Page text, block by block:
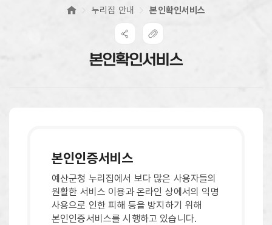
누리집 안내 본인확인서비스
본인확인서비스
본인인증서비스
예산군청 누리집에서 보다 많은 사용자들의
원활한 서비스 이용과 온라인 상에서의 익명
사용으로 인한 피해 등을 방지하기 위해
본인인증서비스를 시행하고 있습니다.